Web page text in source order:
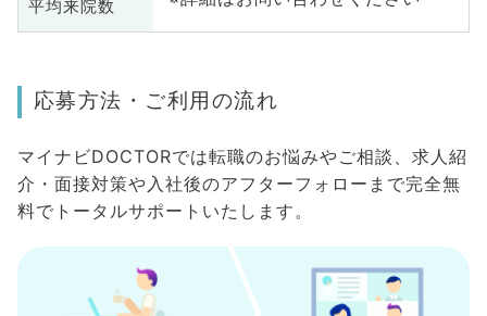
平均来院数
応募方法・ご利用の流れ
マイナビDOCTORでは転職のお悩みやご相談、求人紹
介・面接対策や入社後のアフターフォローまで完全無
料でトータルサポートいたします。